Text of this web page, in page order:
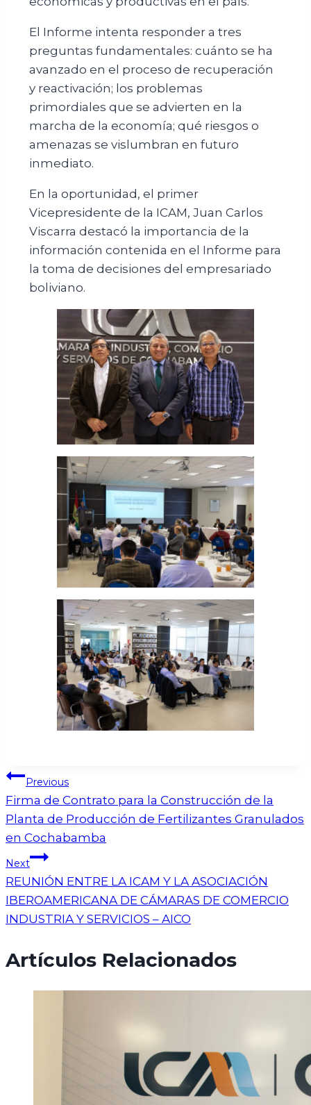
El Informe intenta responder a tres
preguntas fundamentales: cuánto se ha
avanzado en el proceso de recuperación
y reactivación; los problemas
primordiales que se advierten en la
marcha de la economía; qué riesgos o
amenazas se vislumbran en futuro
inmediato.
En la oportunidad, el primer
Vicepresidente de la ICAM, Juan Carlos
Viscarra destacó la importancia de la
información contenida en el Informe para
la toma de decisiones del empresariado
boliviano.
Previous
Firma de Contrato para la Construcción de la
Planta de Producción de Fertilizantes Granulados
en Cochabamba
Next
REUNIÓN ENTRE LA ICAM Y LA ASOCIACIÓN
IBEROAMERICANA DE CÁMARAS DE COMERCIO
INDUSTRIA Y SERVICIOS – AICO
Artículos Relacionados